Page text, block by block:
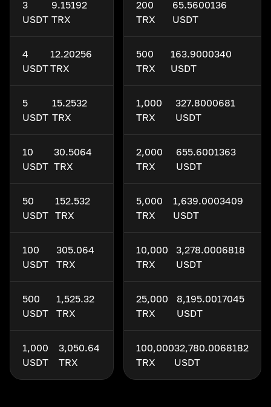
3
USDT
9.15192
TRX
4
USDT
12.20256
TRX
5
USDT
15.2532
TRX
10
USDT
30.5064
TRX
50
USDT
152.532
TRX
100
USDT
305.064
TRX
500
USDT
1,525.32
TRX
1,000
USDT
3,050.64
TRX
200
TRX
65.5600136
USDT
500
TRX
163.9000340
USDT
1,000
TRX
327.8000681
USDT
2,000
TRX
655.6001363
USDT
5,000
TRX
1,639.0003409
USDT
10,000
TRX
3,278.0006818
USDT
25,000
TRX
8,195.0017045
USDT
100,000
TRX
32,780.0068182
USDT